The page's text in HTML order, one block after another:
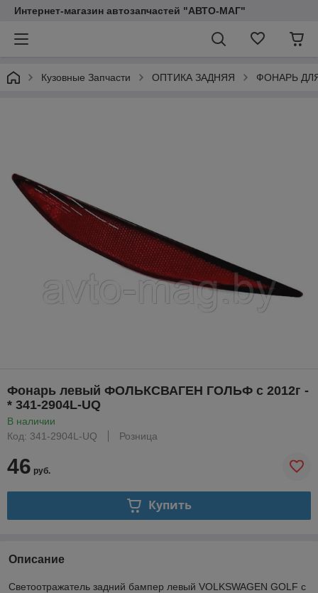
Интернет-магазин автозапчастей "АВТО-МАГ"
Кузовные Запчасти ОПТИКА ЗАДНЯЯ ФОНАРЬ
Фонарь левый ФОЛЬКСВАГЕН ГОЛЬФ с 2012г -
* 341-2904L-UQ
В наличии
Код: 341-2904L-UQ
Розница
46 руб.
Купить
Описание
Светоотражатель задний бампер левый VOLKSWAGEN GOLF с